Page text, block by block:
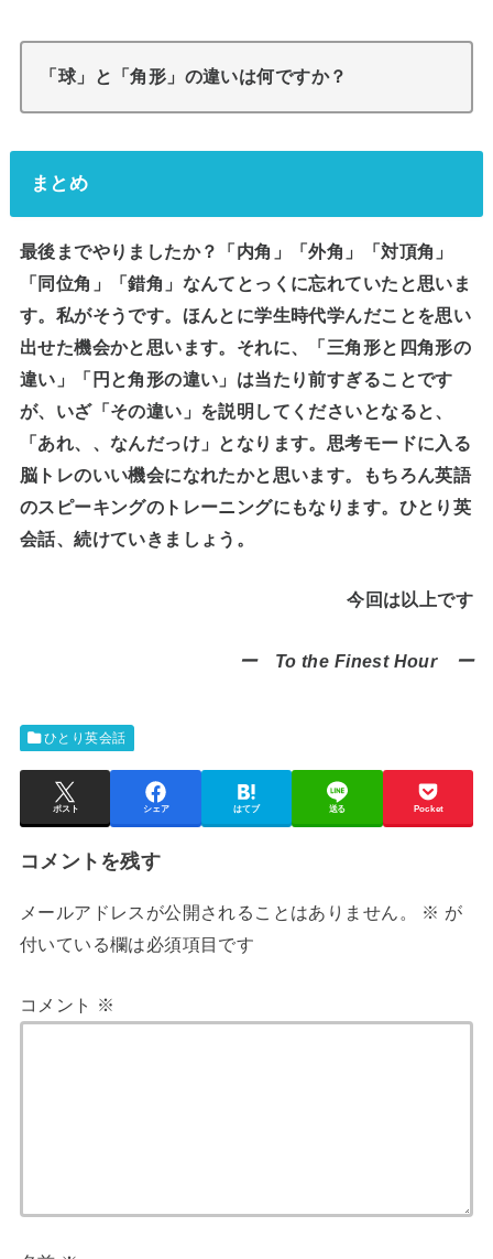
「球」と「角形」の違いは何ですか？
まとめ
最後までやりましたか？「内角」「外角」「対頂角」
「同位角」「錯角」なんてとっくに忘れていたと思いま
す。私がそうです。ほんとに学生時代学んだことを思い
出せた機会かと思います。それに、「三角形と四角形の
違い」「円と角形の違い」は当たり前すぎることです
が、いざ「その違い」を説明してくださいとなると、
「あれ、、なんだっけ」となります。思考モードに入る
脳トレのいい機会になれたかと思います。もちろん英語
のスピーキングのトレーニングにもなります。ひとり英
会話、続けていきましょう。
今回は以上です
ー To the Finest Hour ー
ひとり英会話
ポスト シェア はてブ 送る Pocket
コメントを残す
メールアドレスが公開されることはありません。 ※ が
付いている欄は必須項目です
コメント ※